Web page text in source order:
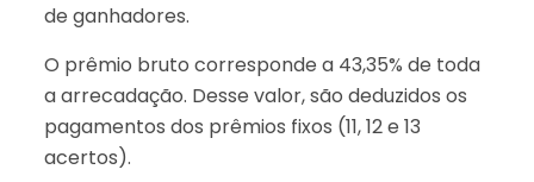
de ganhadores.
O prêmio bruto corresponde a 43,35% de toda
a arrecadação. Desse valor, são deduzidos os
pagamentos dos prêmios fixos (11, 12 e 13
acertos).